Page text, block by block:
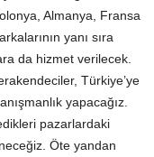
Almanya, Fransa
yanı sıra
da hizmet verilecek.
Türkiye’ye
yapacağız.
pazarlardaki
Öte yandan